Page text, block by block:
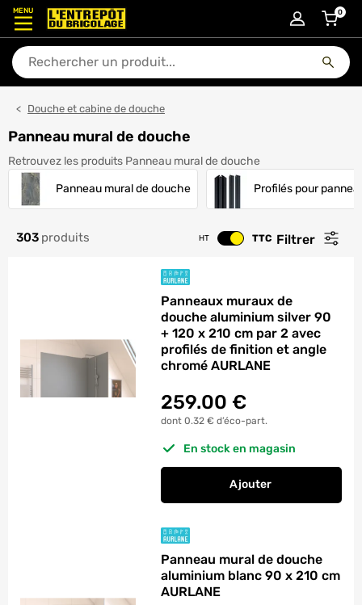
MENU
En quoi puis-je vous aider ?
0article
Douche et cabine de douche
Panneau mural de douche
Retrouvez les produits Panneau mural de douche
Panneau mural de douche
Profilés pour
303 produits HT Changer le prix
TTC Filtrer
Panneaux muraux de
douche aluminium silver 90
+ 120 x 210 cm par 2 avec
profilés de finition et angle
chromé AURLANE
259.00 €
dont 0.32 € d’éco-part.
En stock en magasin
Ajouter
Panneau mural de douche
aluminium blanc 90 x 210 cm
AURLANE